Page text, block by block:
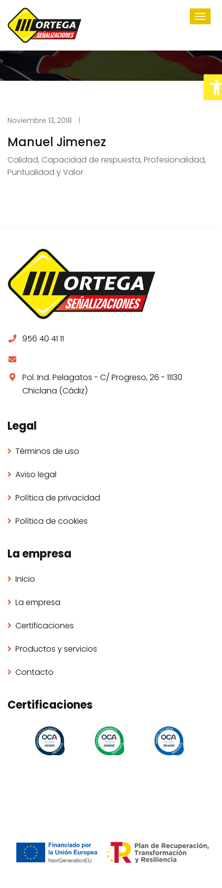
Abrir barra de herramientas
Noviembre 13, 2018
Manuel Jimenez
Calidad, Capacidad de respuesta, Profesionalidad,
Puntualidad yValor
956 40 41 11
Pol. Ind. Pelagatos - C/ Progreso, 26 - 11130
Chiclana (Cádiz)
Legal
Términos de uso
Aviso legal
Política de privacidad
Política de cookies
La empresa
Inicio
La empresa
Certificaciones
Productos y servicios
Contacto
Certificaciones